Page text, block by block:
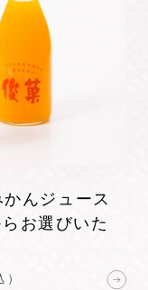
んジュース
お選びいた
）